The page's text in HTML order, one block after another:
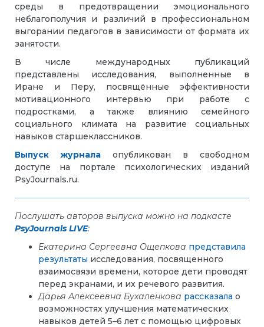
среды в предотвращении эмоционального
неблагополучия и различий в профессиональном
выгорании педагогов в зависимости от формата их
занятости.
В числе международных публикаций
представлены исследования, выполненные в
Иране и Перу, посвящённые эффективности
мотивационного интервью при работе с
подростками, а также влиянию семейного
социального климата на развитие социальных
навыков старшеклассников.
Выпуск журнала опубликован в свободном
доступе на портале психологических изданий
PsyJournals.ru.
Послушать авторов выпуска можно на подкасте
PsyJournals LIVE:
Екатерина Сергеевна Ощепкова представила
результаты исследования, посвященного
взаимосвязи времени, которое дети проводят
перед экранами, и их речевого развития.
Дарья Алексеевна Бухаленкова рассказала о
возможностях улучшения математических
навыков детей 5–6 лет с помощью цифровых